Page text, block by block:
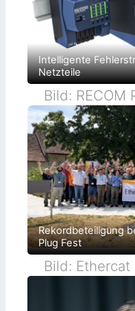
Intelligente
Netzteile
Bild: RECOM
Rekordbeteiligung
Plug Fest
Bild: